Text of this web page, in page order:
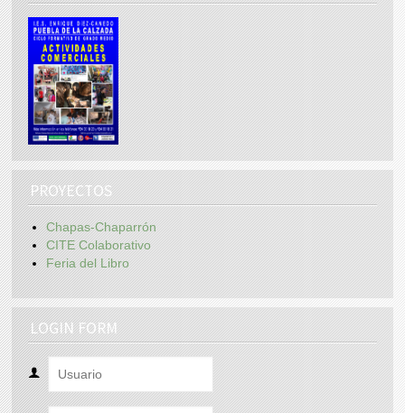
PROYECTOS
Chapas-Chaparrón
CITE Colaborativo
Feria del Libro
LOGIN FORM